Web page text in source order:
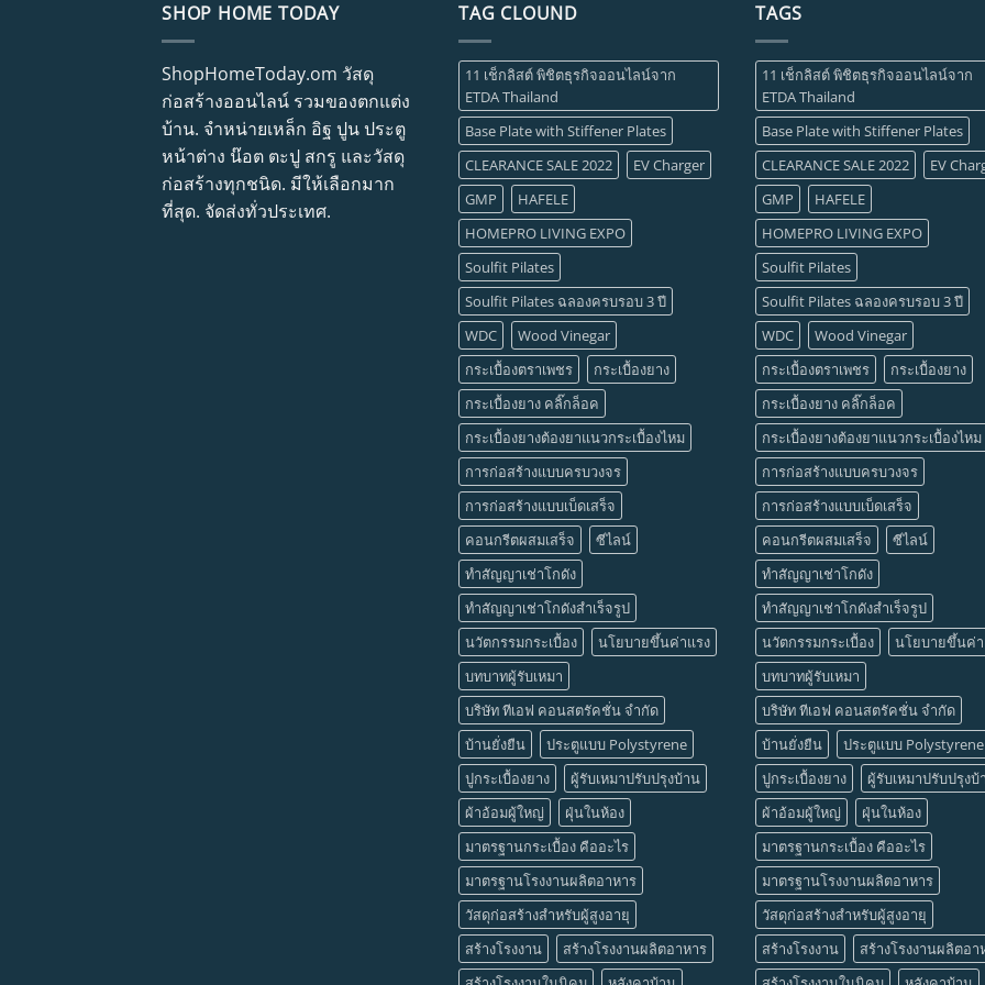
SHOP HOME TODAY
ShopHomeToday.om วัสดุ
ก่อสร้างออนไลน์ รวมของตกแต่ง
บ้าน. จำหน่ายเหล็ก อิฐ ปูน ประตู
หน้าต่าง น๊อต ตะปู สกรู และวัสดุ
ก่อสร้างทุกชนิด. มีให้เลือกมาก
ที่สุด. จัดส่งทั่วประเทศ.
TAG CLOUND
11 เช็กลิสต์ พิชิตธุรกิจออนไลน์จาก
ETDA Thailand
Base Plate with Stiffener Plates
CLEARANCE SALE 2022
EV Charger
GMP
HAFELE
HOMEPRO LIVING EXPO
Soulfit Pilates
Soulfit Pilates ฉลองครบรอบ 3 ปี
WDC
Wood Vinegar
กระเบื้องตราเพชร
กระเบื้องยาง
กระเบื้องยาง คลิ๊กล็อค
กระเบื้องยางต้องยาแนวกระเบื้องไหม
การก่อสร้างแบบครบวงจร
การก่อสร้างแบบเบ็ดเสร็จ
คอนกรีตผสมเสร็จ
ซีไลน์
ทำสัญญาเช่าโกดัง
ทำสัญญาเช่าโกดังสำเร็จรูป
นวัตกรรมกระเบื้อง
นโยบายขึ้นค่าแรง
บทบาทผู้รับเหมา
บริษัท ทีเอฟ คอนสตรัคชั่น จำกัด
บ้านยั่งยืน
ประตูแบบ Polystyrene
ปูกระเบื้องยาง
ผู้รับเหมาปรับปรุงบ้าน
ผ้าอ้อมผู้ใหญ่
ฝุ่นในห้อง
มาตรฐานกระเบื้อง คืออะไร
มาตรฐานโรงงานผลิตอาหาร
วัสดุก่อสร้างสำหรับผู้สูงอายุ
สร้างโรงงาน
สร้างโรงงานผลิตอาหาร
TAGS
11 เช็กลิสต์ พิชิตธุรกิจออนไลน์จาก
ETDA Thailand
Base Plate with Stiffener Plates
CLEARANCE SALE 2022
EV
GMP
HAFELE
HOMEPRO LIVING EXPO
Soulfit Pilates
Soulfit Pilates ฉลองครบรอบ 3 ปี
WDC
Wood Vinegar
กระเบื้องตราเพชร
กระเบื้องยาง
กระเบื้องยาง คลิ๊กล็อค
กระเบื้องยางต้องยาแนวกระเบื้องไหม
การก่อสร้างแบบครบวงจร
การก่อสร้างแบบเบ็ดเสร็จ
คอนกรีตผสมเสร็จ
ซีไลน์
ทำสัญญาเช่าโกดัง
ทำสัญญาเช่าโกดังสำเร็จรูป
นวัตกรรมกระเบื้อง
นโยบายขึ้นค่า
บทบาทผู้รับเหมา
บริษัท ทีเอฟ คอนสตรัคชั่น จำกัด
บ้านยั่งยืน
ประตูแบบ Polystyrene
ปูกระเบื้องยาง
ผู้รับเหมาปรับปรุงบ้
ผ้าอ้อมผู้ใหญ่
ฝุ่นในห้อง
มาตรฐานกระเบื้อง คืออะไร
มาตรฐานโรงงานผลิตอาหาร
วัสดุก่อสร้างสำหรับผู้สูงอายุ
สร้างโรงงาน
สร้างโรงงานผลิตอา